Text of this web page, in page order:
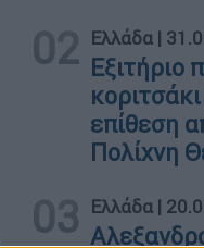
02 Ελλάδα |
Εξιτήριο
επίθεση
Πολίχνη
03 Ελλάδα |